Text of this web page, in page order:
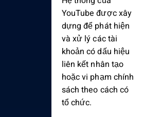
YouTube được xây
dựng để phát hiện
và xử lý các tài
khoản có dấu hiệu
liên kết nhân tạo
hoặc vi phạm chính
sách theo cách có
tổ chức.